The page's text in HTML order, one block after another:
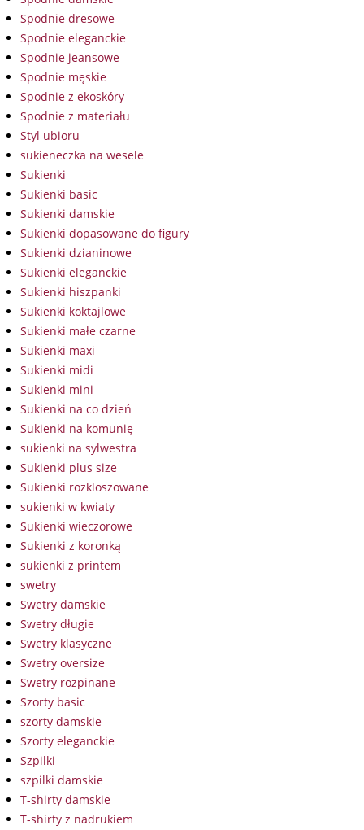
Spodnie dresowe
Spodnie eleganckie
Spodnie jeansowe
Spodnie męskie
Spodnie z ekoskóry
Spodnie z materiału
Styl ubioru
sukieneczka na wesele
Sukienki
Sukienki basic
Sukienki damskie
Sukienki dopasowane do figury
Sukienki dzianinowe
Sukienki eleganckie
Sukienki hiszpanki
Sukienki koktajlowe
Sukienki małe czarne
Sukienki maxi
Sukienki midi
Sukienki mini
Sukienki na co dzień
Sukienki na komunię
sukienki na sylwestra
Sukienki plus size
Sukienki rozkloszowane
sukienki w kwiaty
Sukienki wieczorowe
Sukienki z koronką
sukienki z printem
swetry
Swetry damskie
Swetry długie
Swetry klasyczne
Swetry oversize
Swetry rozpinane
Szorty basic
szorty damskie
Szorty eleganckie
Szpilki
szpilki damskie
T-shirty damskie
T-shirty z nadrukiem